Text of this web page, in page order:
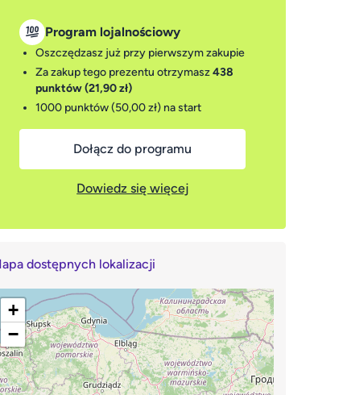
Program lojalnościowy
Oszczędzasz już przy pierwszym zakupie
Za zakup tego prezentu otrzymasz438
punktów (21,90 zł)
1000 punktów (50,00 zł) na start
Dołącz do programu
Dowiedz się więcej
dostępnych lokalizacji
+
−